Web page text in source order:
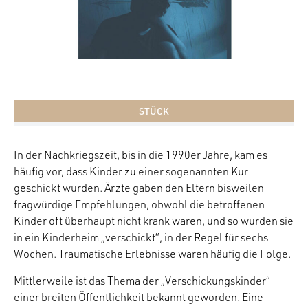
STÜCK
In der Nachkriegszeit, bis in die 1990er Jahre, kam es
häufig vor, dass Kinder zu einer sogenannten Kur
geschickt wurden. Ärzte gaben den Eltern bisweilen
fragwürdige Empfehlungen, obwohl die betroffenen
Kinder oft überhaupt nicht krank waren, und so wurden sie
in ein Kinderheim „verschickt“, in der Regel für sechs
Wochen. Traumatische Erlebnisse waren häufig die Folge.
Mittlerweile ist das Thema der „Verschickungskinder“
einer breiten Öffentlichkeit bekannt geworden. Eine